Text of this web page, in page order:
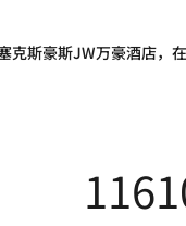
克斯豪斯JW万豪酒店，